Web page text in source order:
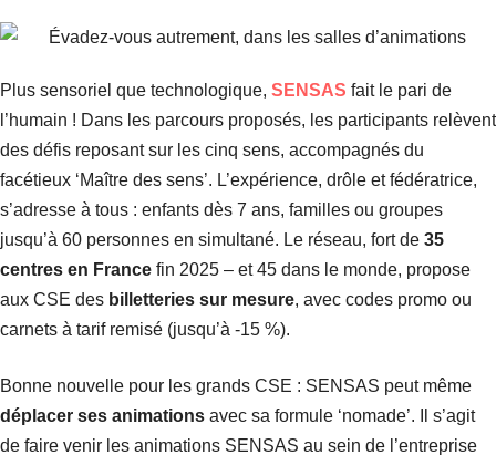
Plus sensoriel que technologique, SENSAS fait le pari de
l’humain ! Dans les parcours proposés, les participants relèvent
des défis reposant sur les cinq sens, accompagnés du
facétieux ‘Maître des sens’. L’expérience, drôle et fédératrice,
s’adresse à tous : enfants dès 7 ans, familles ou groupes
jusqu’à 60 personnes en simultané. Le réseau, fort de 35
centres en France fin 2025 – et 45 dans le monde, propose
aux CSE des billetteries sur mesure, avec codes promo ou
carnets à tarif remisé (jusqu’à -15 %).
Bonne nouvelle pour les grands CSE : SENSAS peut même
déplacer ses animations avec sa formule ‘nomade’. Il s’agit
de faire venir les animations SENSAS au sein de l’entreprise